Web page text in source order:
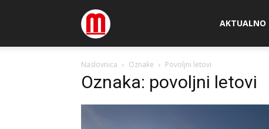
Megamedia AKTUALNO
Naslovnica Oznake Povoljni letovi
Oznaka: povoljni letovi